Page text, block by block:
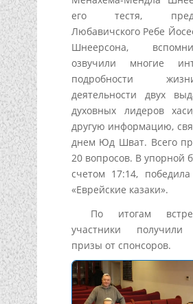
его тестя,
Любавичского Ребе
Шнеерсона,
озвучили многие
подробности
деятельности двух
духовных лидеров
другую информацию,
днем Юд Шват. Всего
20 вопросов. В упорной
счетом 17:14,
«Еврейские казаки».
По итогам
участники получили
призы от спонсоров.